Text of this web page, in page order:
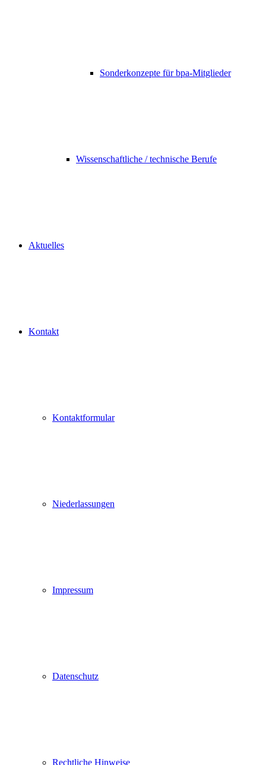
Sonderkonzepte für bpa-Mitglieder
Wissenschaftliche / technische Berufe
Aktuelles
Kontakt
Kontaktformular
Niederlassungen
Impressum
Datenschutz
Rechtliche Hinweise